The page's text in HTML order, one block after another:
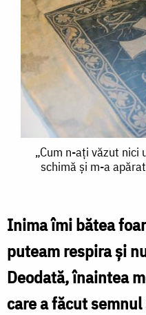
„Cum
văzut
nici
un
Părinte?
„Cum n-ați văzut nici
schimă și m-a
Inima îmi bătea
puteam respira şi
Deodată, înaintea
care a făcut